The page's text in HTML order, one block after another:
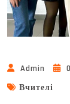
Admin
Вчителі